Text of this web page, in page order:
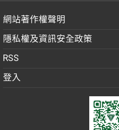
網站著作權聲明
隱私權及資訊安全政策
RSS
登入